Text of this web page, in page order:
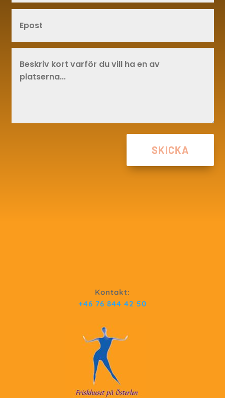
SKICKA
Kontakt:
+46 76 844 42 50